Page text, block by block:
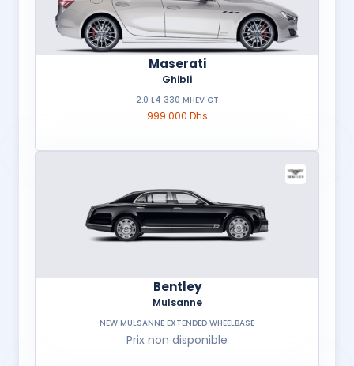
Maserati
Ghibli
2.0 L4 330 MHEV GT
999 000 Dhs
Bentley
Mulsanne
NEW MULSANNE EXTENDED WHEELBASE
Prix non disponible